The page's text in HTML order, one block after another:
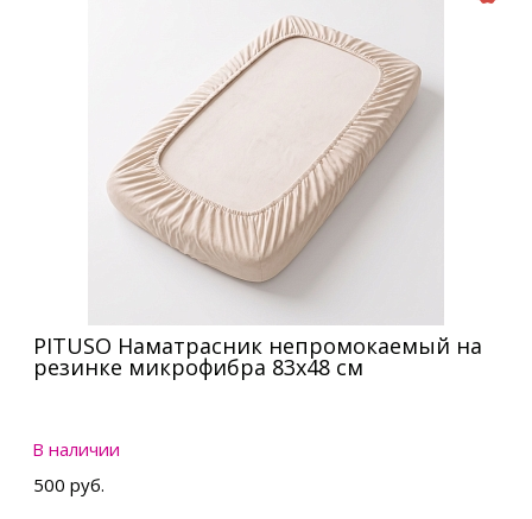
PITUSO Наматрасник непромокаемый на
резинке микрофибра 83х48 см
В наличии
500 руб.